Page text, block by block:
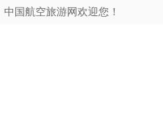
中国航空旅游网欢迎您！